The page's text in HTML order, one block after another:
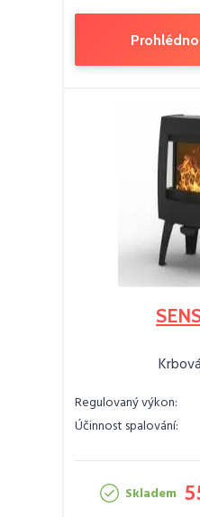
Regulovaný výkon:
Účinnost spalování:
Skladem